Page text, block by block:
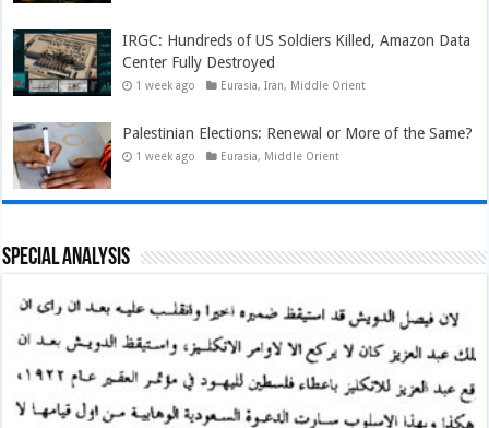
IRGC: Hundreds of US Soldiers Killed, Amazon Data
Center Fully Destroyed
1 week ago Eurasia,Iran, Middle Orient
Palestinian Elections: Renewal or More of the Same?
1 week ago Eurasia, Middle Orient
Special Analysis